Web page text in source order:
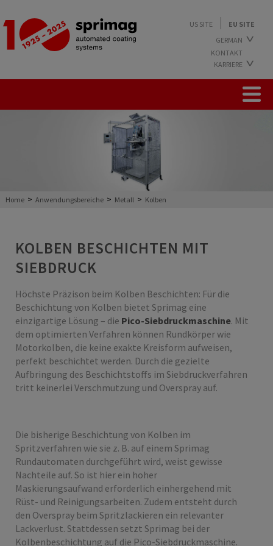
US SITE
EU SITE
GERMAN
ENGLISH
KONTAKT
KARRIERE
ARBEITEN BEI SPRIMAG
STUDIUM BEI SPRIMAG
Home > Anwendungsbereiche > Metall > Kolben
KOLBEN BESCHICHTEN MIT
SIEBDRUCK
Höchste Präzison beim Kolben Beschichten: Für die
Beschichtung von Kolben bietet Sprimag eine
einzigartige Lösung – die Pico-Siebdruckmaschine. Mit
dem optimierten Verfahren können Rundkörper wie
Motorkolben, die keine exakte Kreisform aufweisen,
perfekt beschichtet werden. Durch die gezielte
Aufbringung des Beschichtstoffs im Siebdruckverfahren
tritt keinerlei Verschmutzung und Overspray auf.
Die bisherige Beschichtung von Kolben im
Spritzverfahren wie sie z. B. auf einem Sprimag
Rundautomaten durchgeführt wird, weist gewisse
Nachteile auf. So ist hier ein hoher
Maskierungsaufwand erforderlich einhergehend mit
Rüst- und Reinigungsarbeiten. Zudem entsteht durch
den Overspray beim Spritzlackieren ein relevanter
Lackverlust. Stattdessen setzt Sprimag bei der
Kolbenbeschichtung auf die Pico-Siebdruckmaschine.